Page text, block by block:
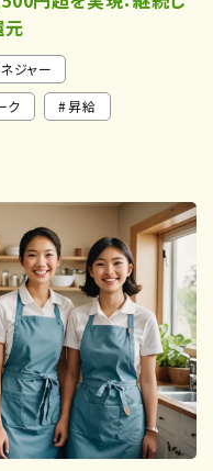
元
ジャー
ク
昇給